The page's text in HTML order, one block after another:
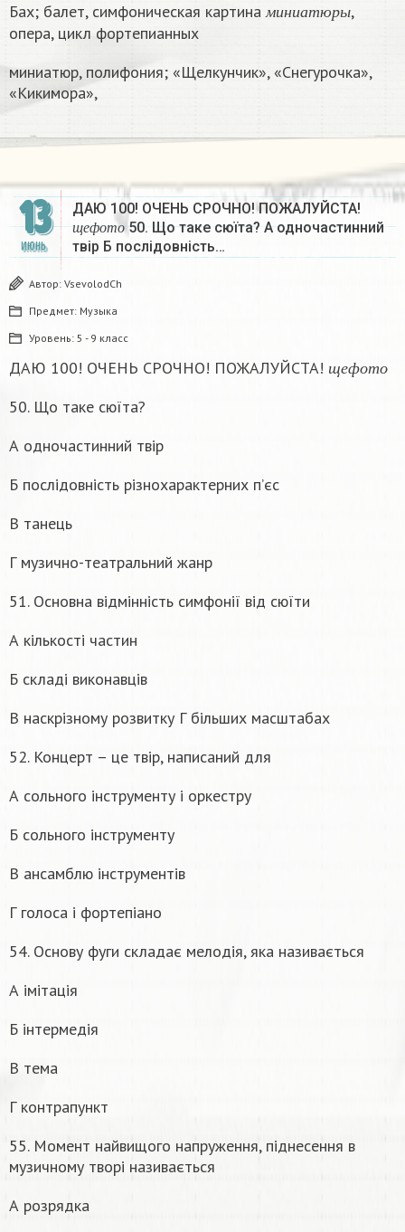
Бах; балет, симфоническая картинам и н и а т ю р ы ,
опера, цикл фортепианных
миниатюр, полифония; «Щелкунчик», «Снегурочка»,
«Кикимора»,
13
ИЮНЬ
ДАЮ 100! ОЧЕНЬ СРОЧНО! ПОЖАЛУЙСТА!
щ е ф о т о
щеф ото
50. Що таке сюїта? А одночастинний
твір Б послідовність…
Автор: VsevolodCh
Предмет: Музыка
Уровень: 5 - 9 класс
ДАЮ 100! ОЧЕНЬ СРОЧНО! ПОЖАЛУЙСТА! щ е ф о т о
50. Що таке сюїта?
А одночастинний твір
Б послідовність різнохарактерних п’єс
В танець
Г музично-театральний жанр
51. Основна відмінність симфонії від сюїти
А кількості частин
Б складі виконавців
В наскрізному розвитку Г більших масштабах
52. Концерт – це твір, написаний для
А сольного інструменту і оркестру
Б сольного інструменту
В ансамблю інструментів
Г голоса і фортепіано
54. Основу фуги складає мелодія, яка називається
А імітація
Б інтермедія
В тема
Г контрапункт
55. Момент найвищого напруження, піднесення в
музичному творі називається
А розрядка